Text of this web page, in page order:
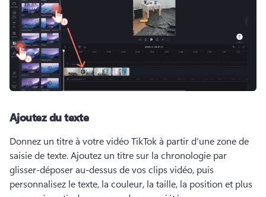
Ajoutez du texte
Donnez un titre à votre vidéo TikTok à partir d’une zone de
saisie de texte. Ajoutez un titre sur la chronologie par
glisser-déposer au-dessus de vos clips vidéo, puis
personnalisez le texte, la couleur, la taille, la position et plus